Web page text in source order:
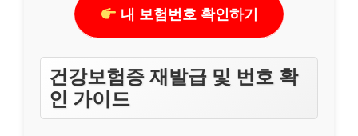
내 보험번호 확인하기
건강보험증 재발급 및 번호 확
인 가이드